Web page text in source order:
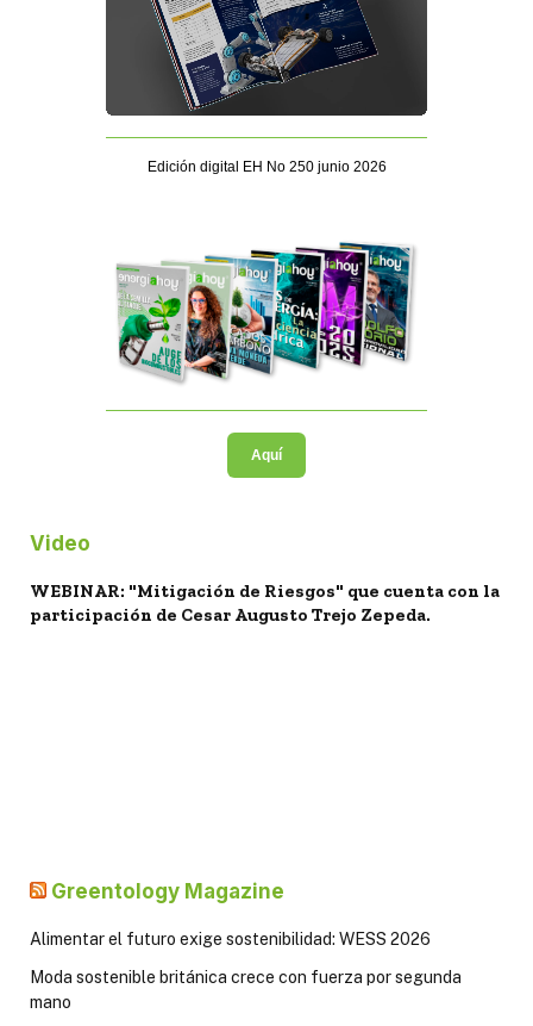
Edición digital EH No 250 junio 2026
Aquí
Video
WEBINAR: "Mitigación de Riesgos" que cuenta con la
participación de Cesar Augusto Trejo Zepeda.
Greentology Magazine
Alimentar el futuro exige sostenibilidad: WESS 2026
Moda sostenible británica crece con fuerza por segunda
mano